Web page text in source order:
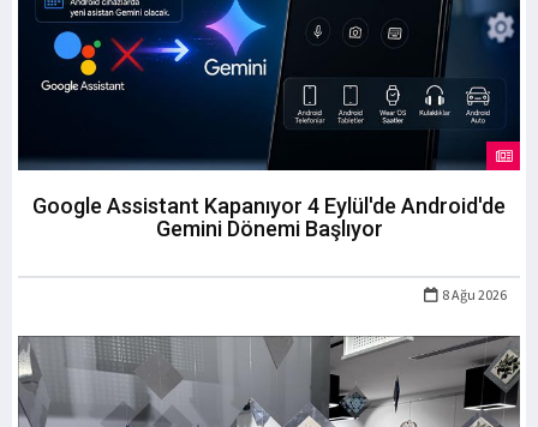
Google Assistant Kapanıyor 4 Eylül'de Android'de
Gemini Dönemi Başlıyor
8 Ağu 2026